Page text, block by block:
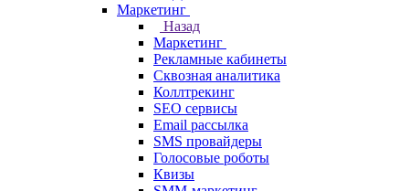
Маркетинг
Назад
Маркетинг
Рекламные кабинеты
Cквозная аналитика
Коллтрекинг
SEO сервисы
Email расcылка
SMS провайдеры
Голосовые роботы
Квизы